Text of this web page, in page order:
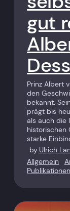
gut
Prinz Albert
den
bekannt.
prägt bis
als auch die
historischen
starke
by Ulrich
Allgemein